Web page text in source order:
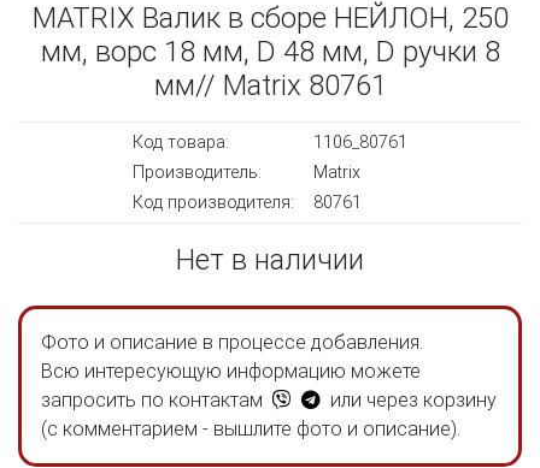
MATRIX Валик в сборе НЕЙЛОН, 250
мм, ворс 18 мм, D 48 мм, D ручки 8
мм// Matrix 80761
Код товара:
1106_80761
Производитель:
Matrix
Код производителя:
80761
Нет в наличии
Фото и описание в процессе добавления.
Всю интересующую информацию можете
запросить по контактам
или через корзину
(с комментарием - вышлите фото и описание).